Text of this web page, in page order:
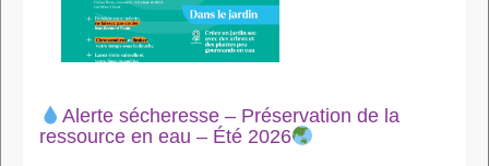
Alerte sécheresse – Préservation de la
ressource en eau – Été 2026